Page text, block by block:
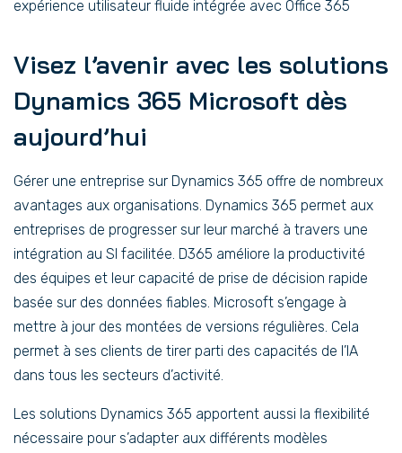
expérience utilisateur fluide intégrée avec Office 365
Visez l’avenir avec les solutions
Dynamics 365 Microsoft dès
aujourd’hui
Gérer une entreprise sur Dynamics 365 offre de nombreux
avantages aux organisations. Dynamics 365 permet aux
entreprises de progresser sur leur marché à travers une
intégration au SI facilitée. D365 améliore la productivité
des équipes et leur capacité de prise de décision rapide
basée sur des données fiables. Microsoft s’engage à
mettre à jour des montées de versions régulières. Cela
permet à ses clients de tirer parti des capacités de l’IA
dans tous les secteurs d’activité.
Les solutions Dynamics 365 apportent aussi la flexibilité
nécessaire pour s’adapter aux différents modèles